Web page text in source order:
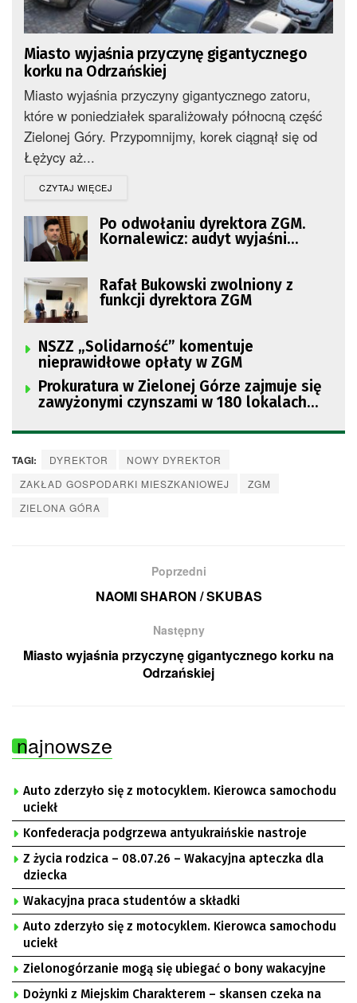
Miasto wyjaśnia przyczynę gigantycznego
korku na Odrzańskiej
Miasto wyjaśnia przyczyny gigantycznego zatoru,
które w poniedziałek sparaliżowały północną część
Zielonej Góry. Przypomnijmy, korek ciągnął się od
Łężycy aż...
CZYTAJ WIĘCEJ
Po odwołaniu dyrektora ZGM.
Kornalewicz: audyt wyjaśni
Rafał Bukowski zwolniony z
funkcji dyrektora ZGM
NSZZ „Solidarność” komentuje
nieprawidłowe opłaty w ZGM
Prokuratura w Zielonej Górze zajmuje się
zawyżonymi czynszami w 180 lokalach
TAGI: DYREKTOR
NOWY DYREKTOR
ZAKŁAD GOSPODARKI MIESZKANIOWEJ
ZGM
ZIELONA GÓRA
Poprzedni
NAOMI SHARON / SKUBAS
Następny
Miasto wyjaśnia przyczynę gigantycznego korku na
Odrzańskiej
najnowsze
Auto zderzyło się z motocyklem. Kierowca samochodu
uciekł
Konfederacja podgrzewa antyukraińskie nastroje
Z życia rodzica – 08.07.26 – Wakacyjna apteczka dla
dziecka
Wakacyjna praca studentów a składki
Auto zderzyło się z motocyklem. Kierowca samochodu
uciekł
Zielonogórzanie mogą się ubiegać o bony wakacyjne
Dożynki z Miejskim Charakterem – skansen czeka na